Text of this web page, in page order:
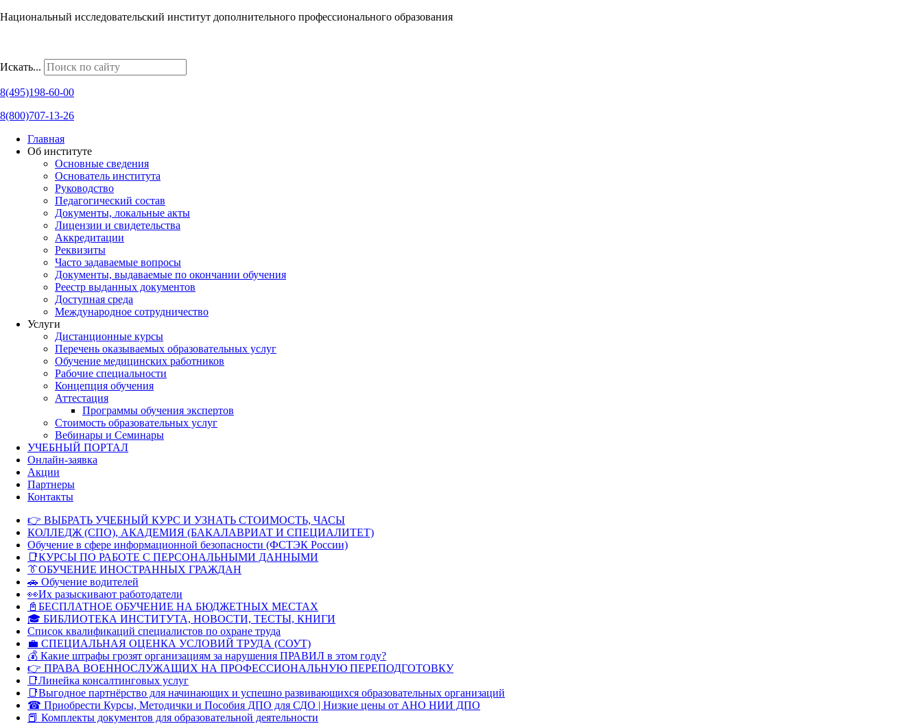
Национальный исследовательский институт дополнительного профессионального образования
Искать...
8(495)198-60-00
8(800)707-13-26
Главная
Об институте
Основные сведения
Основатель института
Руководство
Педагогический состав
Документы, локальные акты
Лицензии и свидетельства
Аккредитации
Реквизиты
Часто задаваемые вопросы
Документы, выдаваемые по окончании обучения
Реестр выданных документов
Доступная среда
Международное сотрудничество
Услуги
Дистанционные курсы
Перечень оказываемых образовательных услуг
Обучение медицинских работников
Рабочие специальности
Концепция обучения
Аттестация
Программы обучения экспертов
Стоимость образовательных услуг
Вебинары и Семинары
УЧЕБНЫЙ ПОРТАЛ
Онлайн-заявка
Акции
Партнеры
Контакты
👉 ВЫБРАТЬ УЧЕБНЫЙ КУРС И УЗНАТЬ СТОИМОСТЬ, ЧАСЫ
КОЛЛЕДЖ (СПО), АКАДЕМИЯ (БАКАЛАВРИАТ И СПЕЦИАЛИТЕТ)
Обучение в сфере информационной безопасности (ФСТЭК России)
📑КУРСЫ ПО РАБОТЕ С ПЕРСОНАЛЬНЫМИ ДАННЫМИ
👔ОБУЧЕНИЕ ИНОСТРАННЫХ ГРАЖДАН
🚗 Обучение водителей
👀Их разыскивают работодатели
📓БЕСПЛАТНОЕ ОБУЧЕНИЕ НА БЮДЖЕТНЫХ МЕСТАХ
🎓 БИБЛИОТЕКА ИНСТИТУТА, НОВОСТИ, ТЕСТЫ, КНИГИ
Список квалификаций специалистов по охране труда
💼 СПЕЦИАЛЬНАЯ ОЦЕНКА УСЛОВИЙ ТРУДА (СОУТ)
💰 Какие штрафы грозят организациям за нарушения ПРАВИЛ в этом году?
👉 ПРАВА ВОЕННОСЛУЖАЩИХ НА ПРОФЕССИОНАЛЬНУЮ ПЕРЕПОДГОТОВКУ
📑Линейка консалтинговых услуг
📑Выгодное партнёрство для начинающих и успешно развивающихся образовательных организаций
☎ Приобрести Курсы, Методички и Пособия ДПО для СДО | Низкие цены от АНО НИИ ДПО
📕 Комплекты документов для образовательной деятельности